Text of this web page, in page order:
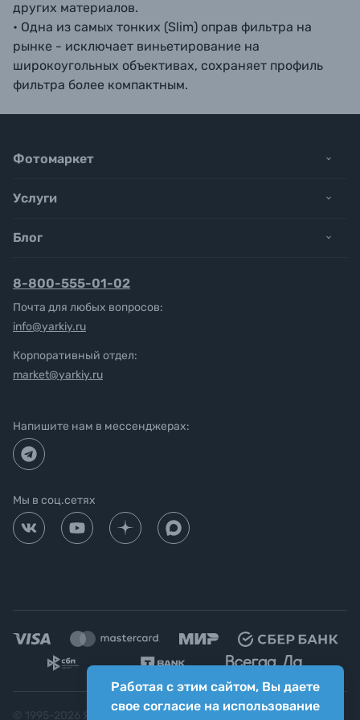
других материалов.
• Одна из самых тонких (Slim) оправ фильтра на
рынке - исключает виньетирование на
широкоугольных объективах, сохраняет профиль
фильтра более компактным.
Работая с этим сайтом, Вы даете
свое согласие на использование
Фотомаркет
Услуги
Блог
8-800-555-01-02
Почта для любых вопросов:
info@yarkiy.ru
Корпоративный отдел:
market@yarkiy.ru
Напишите нам в мессенджерах:
Мы в соц.сетях
Яркий фотомаркет ("Яркий Мир")